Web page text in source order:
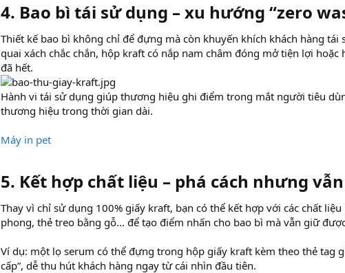
4. Bao bì tái sử dụng – xu hướng “zero
Thiết kế bao bì không chỉ để đựng mà còn khuyến khích khách hàng
quai xách chắc chắn, hộp kraft có nắp nam châm đóng mở tiện lợi
đã hết.
Hành vi tái sử dụng giúp thương hiệu ghi điểm trong mắt người tiêu
thương hiệu trong thời gian dài.
Máy in pet
5. Kết hợp chất liệu – phá cách nhưng
Thay vì chỉ sử dụng 100% giấy kraft, bạn có thể kết hợp với các chất
phong, thẻ treo bằng gỗ... để tạo điểm nhấn cho bao bì mà vẫn giữ
Ví dụ: một lọ serum có thể đựng trong hộp giấy kraft kèm theo thẻ tag
cấp”, dễ thu hút khách hàng ngay từ cái nhìn đầu tiên.